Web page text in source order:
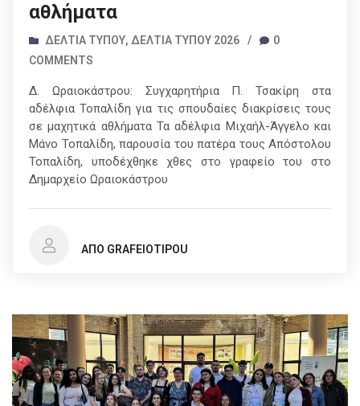
αθλήματα
ΔΕΛΤΊΑ ΤΎΠΟΥ, ΔΕΛΤΊΑ ΤΎΠΟΥ 2026 /
0
COMMENTS
Δ. Ωραιοκάστρου: Συγχαρητήρια Π. Τσακίρη στα
αδέλφια Τοπαλίδη για τις σπουδαίες διακρίσεις τους
σε μαχητικά αθλήματα Τα αδέλφια Μιχαήλ-Άγγελο και
Μάνο Τοπαλίδη, παρουσία του πατέρα τους Απόστολου
Τοπαλίδη, υποδέχθηκε χθες στο γραφείο του στο
Δημαρχείο Ωραιοκάστρου
ΑΠΌ GRAFEIOTIPOU